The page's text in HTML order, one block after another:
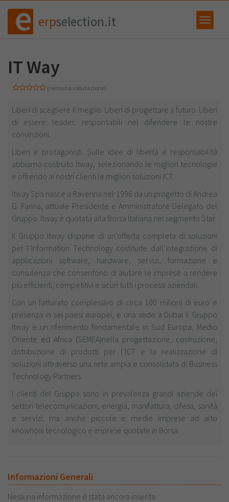
erpselection.it
IT Way
(nessuna valutazione)
Liberi di scegliere il meglio. Liberi di progettare il futuro. Liberi
di essere leader, responsabili nel difendere le nostre
convinzioni.
Liberi e protagonisti. Sulle idee di libertà e responsabilità
abbiamo costruito Itway, selezionando le migliori tecnologie
e offrendo ai nostri clienti le migliori soluzioni ICT.
Itway Spa nasce a Ravenna nel 1996 da un progetto di Andrea
G. Farina, attuale Presidente e Amministratore Delegato del
Gruppo. Itway è quotata alla Borsa Italiana nel segmento Star.
Il Gruppo Itway dispone di un’offerta completa di soluzioni
per l’Information Technology costituite dall’integrazione di
applicazioni software, hardware, servizi, formazione e
consulenza che consentono di aiutare le imprese a rendere
più efficienti, competitivi e sicuri tutti i processi aziendali.
Con un fatturato complessivo di circa 100 milioni di euro e
presenza in sei paesi europei, e una sede a Dubai il Gruppo
Itway è un riferimento fondamentale in Sud Europa, Medio
Oriente ed Africa (SEMEA)nella progettazione, costruzione,
distribuzione di prodotti per l’ICT e la realizzazione di
soluzioni attraverso una rete ampia e consolidata di Business
Technology Partners.
I clienti del Gruppo sono in prevalenza grandi aziende dei
settori telecomunicazioni, energia, manifattura, difesa, sanità
e servizi, ma anche piccole e medie imprese ad alto
knowhow tecnologico e imprese quotate in Borsa.
Informazioni Generali
Nessuna informazione è stata ancora inserita.